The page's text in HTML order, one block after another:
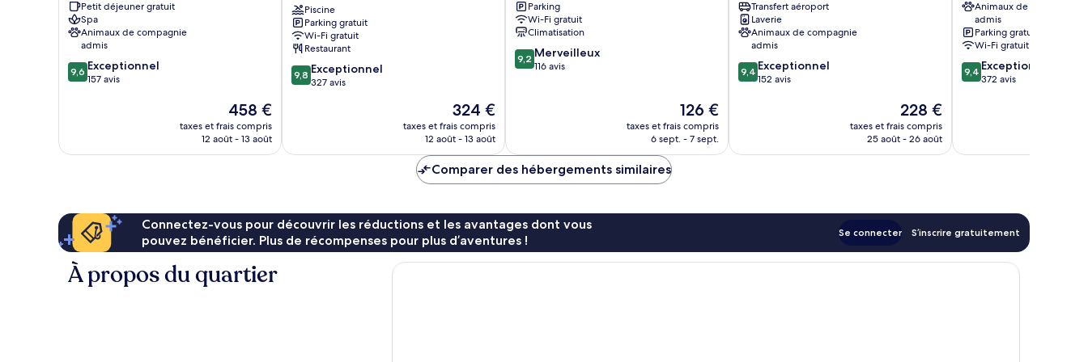
Sala
Montepulciano
Petit déjeuner gratuit
Spa
Animaux de compagnie
admis
9.6
sur
9,6 Exceptionnel
157 avis
Le
nouveau
prix
458 €
taxes et frais compris
12 août - 13 août
UNA
Esperienze
Montepulciano
Piscine
Parking gratuit
Wi-Fi gratuit
Restaurant
9.8
sur
9,8 Exceptionnel
327 avis
Le
nouveau
prix
de
324 €
324 €
taxes et frais compris
12 août - 13 août
Parking
Wi-Fi gratuit
Climatisation
9.2
sur
9,2 Merveilleux
116 avis
Le
nouveau
prix
126 €
taxes et frais compris
6 sept. - 7 sept.
Transfert aéroport
Laverie
Animaux de compagnie
admis
9.4
sur
9,4 Exceptionnel
152 avis
Le
nouveau
prix
228 €
taxes et frais compris
25 août - 26 août
Animaux de compagnie
admis
Parking gratuit
Wi-Fi gratuit
9.4
sur
9,4 Exceptionnel
372 avis
Comparer des hébergements similaires
Connectez-vous pour découvrir les réductions et les avantages dont vous
pouvez bénéficier. Plus de récompenses pour plus d’aventures !
Se connecter S’inscrire gratuitement
À propos du quartier